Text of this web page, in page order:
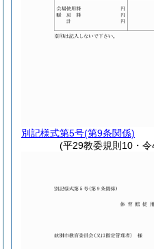
別記様式第5号(第9条関係)
(平29教委規則10・